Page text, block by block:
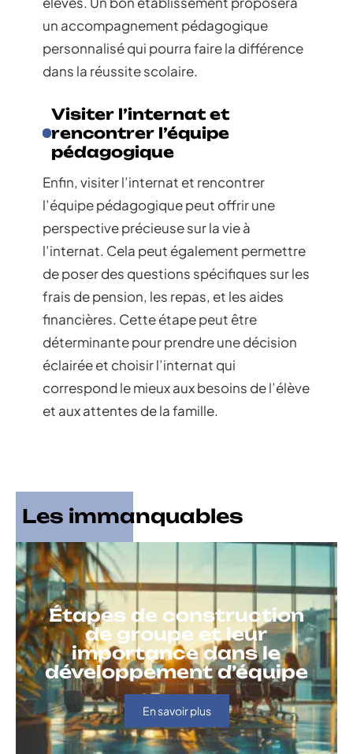
un accompagnement pédagogique
personnalisé qui pourra faire la différence
dans la réussite scolaire.
Visiter l’internat et
rencontrer l’équipe
pédagogique
Enfin, visiter l’internat et rencontrer
l’équipe pédagogique peut offrir une
perspective précieuse sur la vie à
l’internat. Cela peut également permettre
de poser des questions spécifiques sur les
frais de pension, les repas, et les aides
financières. Cette étape peut être
déterminante pour prendre une décision
éclairée et choisir l’internat qui
correspond le mieux aux besoins de l’élève
et aux attentes de la famille.
Les immanquables
Étapes de construction
de groupe et leur
importance dans le
développement d’équipe
En savoir plus